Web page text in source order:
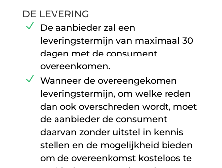
DE LEVERING
De aanbieder zal een
leveringstermijn van maximaal 30
dagen met de consument
overeenkomen.
Wanneer de overeengekomen
leveringstermijn, om welke reden
dan ook overschreden wordt, moet
de aanbieder de consument
daarvan zonder uitstel in kennis
stellen en de mogelijkheid bieden
om de overeenkomst kosteloos te